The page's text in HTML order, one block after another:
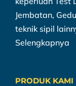
Jembatan,
teknik sipil
Selengkapnya
PRODUK KAMI